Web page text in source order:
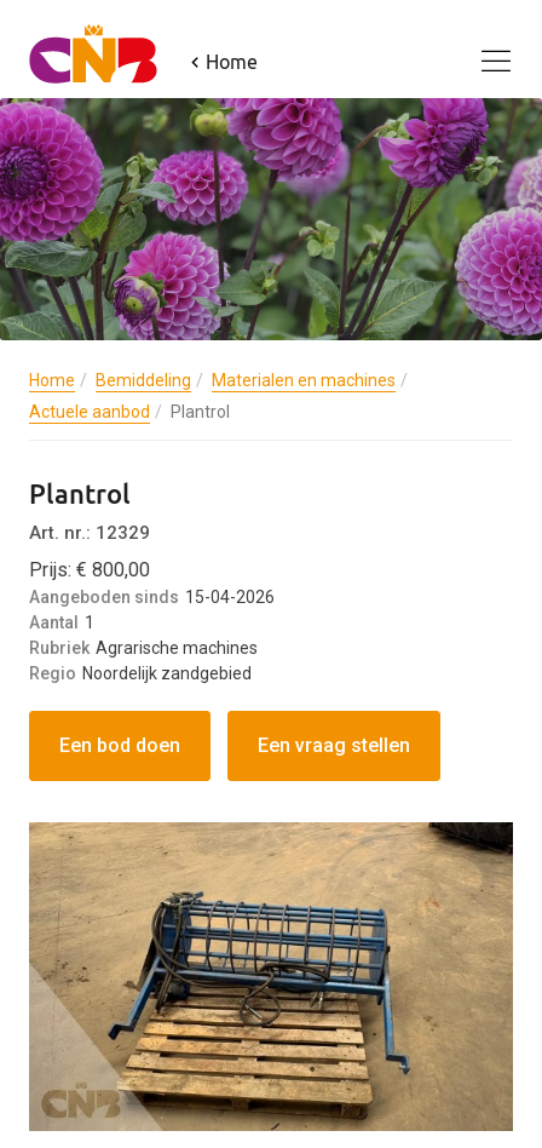
Home
Home Bemiddeling
Materialen en machines
Actuele aanbod
Plantrol
Plantrol
Art. nr.: 12329
Prijs: € 800,00
Aangeboden sinds 15-04-2026
Aantal
1
Rubriek Agrarische machines
Regio Noordelijk zandgebied
Een bod doen Een vraag stellen